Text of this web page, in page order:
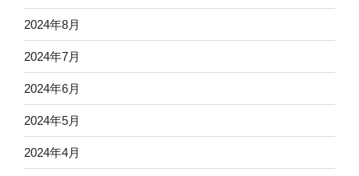
2024年8月
2024年7月
2024年6月
2024年5月
2024年4月